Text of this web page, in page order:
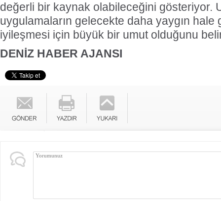
değerli bir kaynak olabileceğini gösteriyor.
uygulamaların gelecekte daha yaygın hale
iyileşmesi için büyük bir umut olduğunu
DENİZ HABER AJANSI